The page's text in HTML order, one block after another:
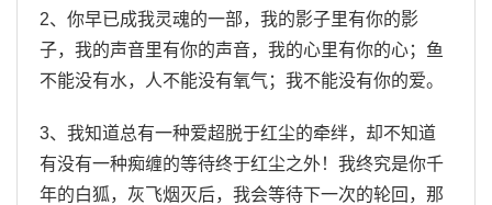
2、你早已成我灵魂的一部，我的影子里有你的影
子，我的声音里有你的声音，我的心里有你的心；鱼
不能没有水，人不能没有氧气；我不能没有你的爱。
3、我知道总有一种爱超脱于红尘的牵绊，却不知道
有没有一种痴缠的等待终于红尘之外！我终究是你千
年的白狐，灰飞烟灭后，我会等待下一次的轮回，那